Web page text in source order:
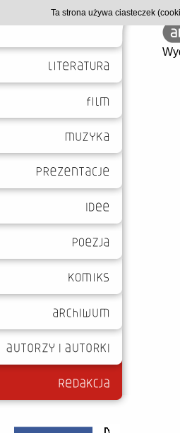
Ta strona używa ciasteczek